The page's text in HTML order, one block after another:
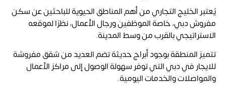
يُعتبر الخليج التجاري من أهم المناطق الحيوية للباحثين عن سكن
مفروش دبي، خاصة الموظفين ورجال الأعمال، نظرًا لموقعه
الاستراتيجي بالقرب من وسط المدينة.
تتميز المنطقة بوجود أبراج حديثة تضم العديد من شقق مفروشة
للايجار في دبي التي توفر سهولة الوصول إلى مراكز الأعمال
والمواصلات والخدمات اليومية.